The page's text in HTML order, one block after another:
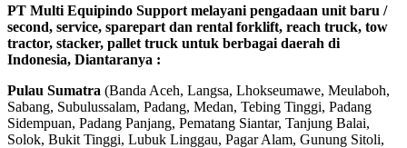
PT Multi Equipindo Support melayani pengadaan unit baru /
second, service, sparepart dan rental forklift, reach truck, tow
tractor, stacker, pallet truck untuk berbagai daerah di
Indonesia, Diantaranya :
Pulau Sumatra (Banda Aceh, Langsa, Lhokseumawe, Meulaboh,
Sabang, Subulussalam, Padang, Medan, Tebing Tinggi, Padang
Sidempuan, Padang Panjang, Pematang Siantar, Tanjung Balai,
Solok, Bukit Tinggi, Lubuk Linggau, Pagar Alam, Gunung Sitoli,